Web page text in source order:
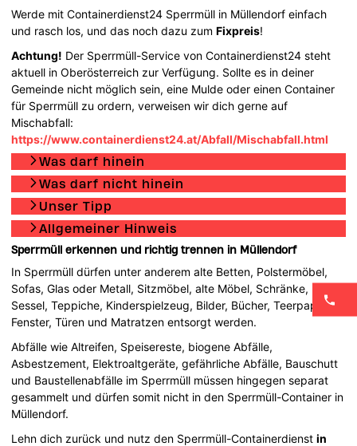
Werde mit Containerdienst24 Sperrmüll in Müllendorf einfach
und rasch los, und das noch dazu zumFixpreis!
Achtung! Der Sperrmüll-Service von Containerdienst24 steht
aktuell in Oberösterreich zur Verfügung. Sollte es in deiner
Gemeinde nicht möglich sein, eine Mulde oder einen Container
für Sperrmüll zu ordern, verweisen wir dich gerne auf
Mischabfall:
https://www.containerdienst24.at/Abfall/Mischabfall.html
Was darf hinein
Was darf nicht hinein
Unser Tipp
Allgemeiner Hinweis
Sperrmüll erkennen und richtig trennen in Müllendorf
In Sperrmüll dürfen unter anderem alte Betten, Polstermöbel,
Sofas, Glas oder Metall, Sitzmöbel, alte Möbel, Schränke,
Sessel, Teppiche, Kinderspielzeug, Bilder, Bücher, Teerpappe,
Fenster, Türen und Matratzen entsorgt werden.
Abfälle wie Altreifen, Speisereste, biogene Abfälle,
Asbestzement, Elektroaltgeräte, gefährliche Abfälle, Bauschutt
und Baustellenabfälle im Sperrmüll müssen hingegen separat
gesammelt und dürfen somit nicht in den Sperrmüll-Container in
Müllendorf.
Lehn dich zurück und nutz den Sperrmüll-Containerdienstin